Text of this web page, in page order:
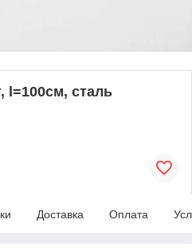
сталь
Доставка Оплата